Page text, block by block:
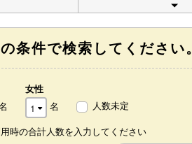
条件で検索してください。
女性
名
人数未定
時の合計人数を入力してください